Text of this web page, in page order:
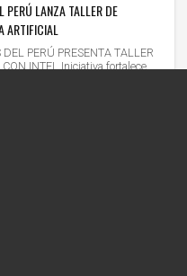
PERÚ LANZA TALLER DE
ARTIFICIAL
PERÚ PRESENTA TALLER
INTEL Iniciativa fortalece